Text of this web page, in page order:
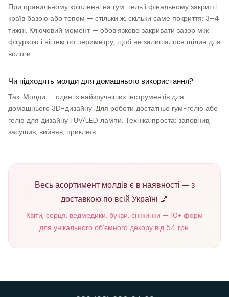
При правильному кріпленні на гум-гель і фінальному закритті
країв базою або топом — стільки ж, скільки саме покриття: 3–4
тижні. Ключовий момент — обов'язково закривати зазор між
фігуркою і нігтем по периметру, щоб не залишалося щілин для
вологи.
Чи підходять молди для домашнього використання?
Так. Молди — один із найзручніших інструментів для
домашнього 3D-дизайну. Для роботи достатньо гум-гелю або
гелю для дизайну і UV/LED лампи. Техніка проста: заповнив,
засушив, вийняв, приклеїв.
Весь асортимент молдів є в наявності — з
доставкою по всій Україні 💅
Квіти, серця, ведмедики, букви, сніжинки — 10+ форм
для унікального об'ємного декору від 54 грн.